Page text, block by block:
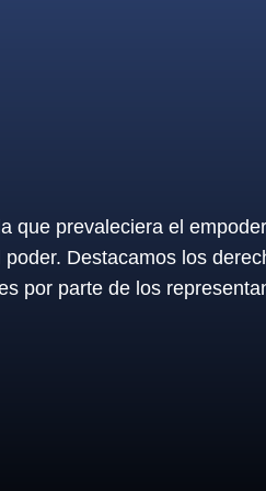
que prevaleciera el
Destacamos los
por parte de los